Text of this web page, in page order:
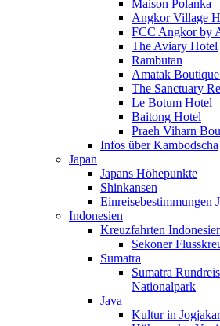
Maison Polanka
Angkor Village
FCC Angkor by
The Aviary Hotel
Rambutan
Amatak
The Sanctuary
Le Botum Hotel
Baitong Hotel
Praeh Viharn
Infos über Kambodscha
Japan
Japans Höhepunkte
Shinkansen
Einreisebestimmungen
Indonesien
Kreuzfahrten
Sekoner
Sumatra
Sumatra
Nationalpark
Java
Kultur in